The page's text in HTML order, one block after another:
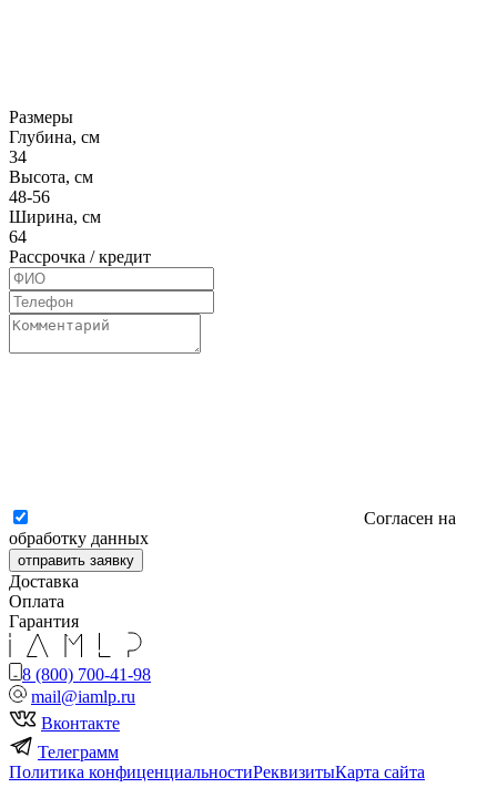
Размеры
Глубина, см
34
Высота, см
48-56
Ширина, см
64
Рассрочка / кредит
Согласен на
обработку данных
отправить заявку
Доставка
Оплата
Гарантия
8 (800) 700-41-98
mail@iamlp.ru
Вконтакте
Телеграмм
Политика конфиценциальностиРеквизитыКарта сайта